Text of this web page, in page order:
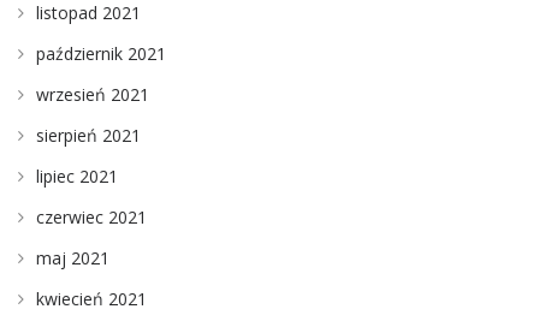
listopad 2021
październik 2021
wrzesień 2021
sierpień 2021
lipiec 2021
czerwiec 2021
maj 2021
kwiecień 2021